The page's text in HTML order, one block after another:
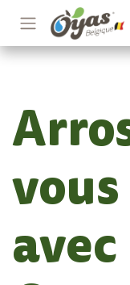
Se rendre au contenu